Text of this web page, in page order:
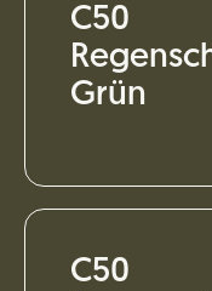
C50
Grün
C50